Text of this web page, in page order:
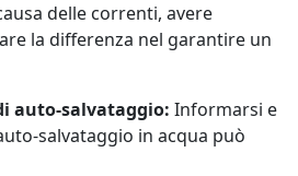
delle correnti, avere
la differenza nel garantire un
auto-salvataggio: Informarsi e
salvataggio in acqua può